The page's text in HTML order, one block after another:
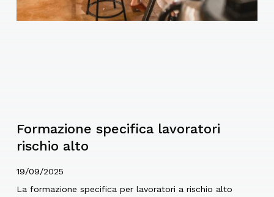
Formazione specifica lavoratori
rischio alto
19/09/2025
La formazione specifica per lavoratori a rischio alto